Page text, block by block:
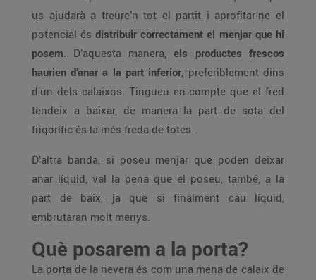
us ajudarà a treure’n tot el partit i aprofitar-ne el
potencial és distribuir correctament el menjar que hi
posem. D’aquesta manera, els productes frescos
haurien d’anar a la part inferior, preferiblement dins
d’un dels calaixos. Tingueu en compte que el fred
tendeix a baixar, de manera la part de sota del
frigorífic és la més freda de totes.
D’altra banda, si poseu menjar que poden deixar
anar líquid, val la pena que el poseu, també, a la
part de baix, ja que si finalment cau líquid,
embrutaran molt menys.
Què posarem a la porta?
La porta de la nevera és com una mena de calaix de